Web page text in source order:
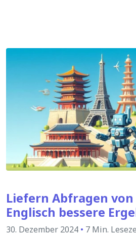
Liefern Abfragen
Englisch bessere
30. Dezember 2024 • 7 Min.